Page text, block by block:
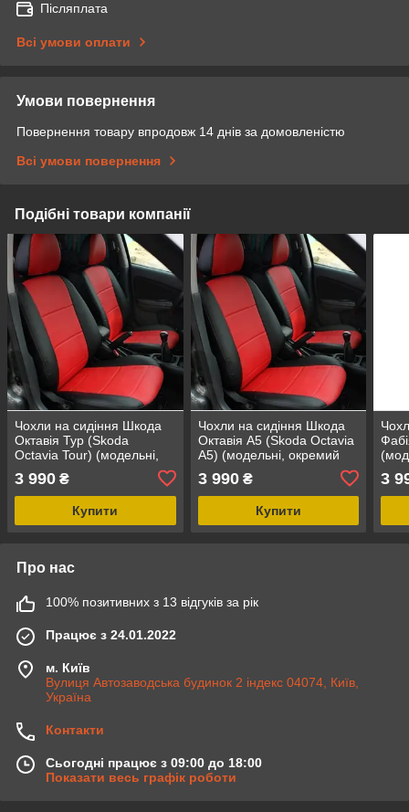
Післяплата
Всі умови оплати
Умови повернення
Повернення товару впродовж 14 днів за домовленістю
Всі умови повернення
Подібні товари компанії
Чохли на сидіння Шкода
Октавія Тур (Skoda
Octavia Tour) (модельні,
Чорно-червоний
3 990 ₴
Купити
Чохли на сидіння Шкода
Октавія А5 (Skoda Octavia
A5) (модельні, окремий
червоний
3 990₴
Купити
3
Про нас
100% позитивних з 13 відгуків за рік
Працює з 24.01.2022
м. Київ
Вулиця Автозаводська будинок 2 індекс 04074, Київ,
Україна
Контакти
Сьогодні працює з 09:00 до 18:00
Показати весь графік роботи